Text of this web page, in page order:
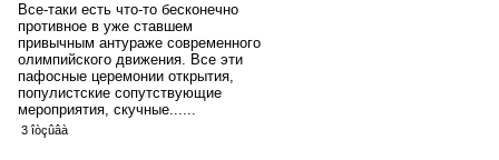
Все-таки есть что-то бесконечно
противное в уже ставшем
привычным антураже современного
олимпийского движения. Все эти
пафосные церемонии открытия,
популистские сопутствующие
мероприятия, скучные......
3 îòçûâà